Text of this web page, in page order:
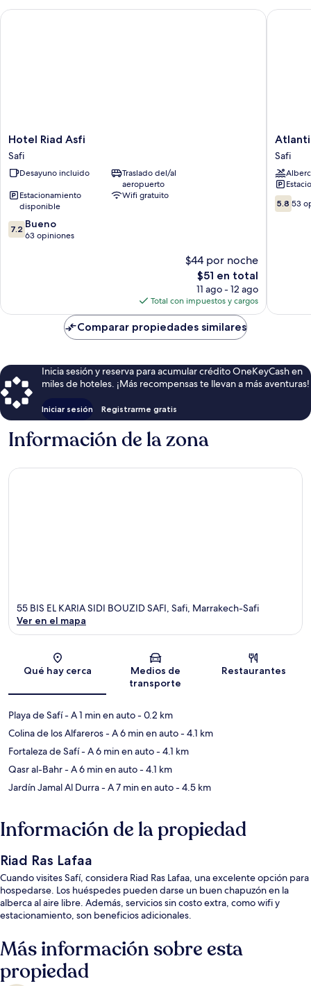
mar
Hotel
Riad
Asfi
Safi
Hotel Riad Asfi
Safi
Desayuno incluido
Traslado del/al
aeropuerto
Estacionamiento
disponible
Wifi gratuito
7.2
de
7.2 Bueno
63 opiniones
$44 por noche
El
precio
actual
es
de
$51
$51 en total
11 ago - 12 ago
Total con impuestos y cargos
Hotel Riad Asfi
Safi
Safi
5.8
de
5.8 53
Comparar propiedades similares
Inicia sesión y reserva para acumular crédito OneKeyCash en
miles de hoteles. ¡Más recompensas te llevan a más aventuras!
Iniciar sesión Registrarme gratis
Información de la zona
Sección del mapa
55 BIS EL KARIA SIDI BOUZID SAFI, Safi, Marrakech-Safi
Ver en el mapa
Qué hay cerca
Medios de
transporte
Restaurantes
Playa de Safí- A 1 min en auto- 0.2 km
Colina de los Alfareros- A 6 min en auto- 4.1 km
Fortaleza de Safí- A 6 min en auto- 4.1 km
Qasr al-Bahr- A 6 min en auto- 4.1 km
Jardín Jamal Al Durra- A 7 min en auto- 4.5 km
Información de la propiedad
Riad Ras Lafaa
Cuando visites Safí, considera Riad Ras Lafaa, una excelente opción para
hospedarse. Los huéspedes pueden darse un buen chapuzón en la
alberca al aire libre. Además, servicios sin costo extra, como wifi y
estacionamiento, son beneficios adicionales.
Más información sobre esta
propiedad